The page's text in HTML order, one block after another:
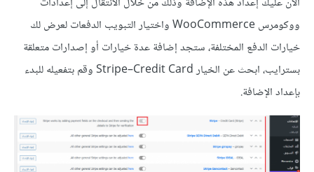
ووكومرس WooCommerce واختيار التبويب الدفعات لعرض لك
خيارات الدفع المختلفة، ستجد إضافة عدة خيارات أو إصدارات متعلقة
بسترايب، ابحث عن الخيار Stripe–Credit Card وقم بتفعيله للبدء
بإعداد الإضافة.